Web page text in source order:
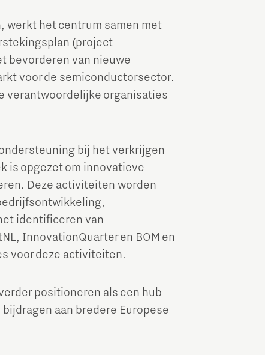
werkt het centrum samen met
(project
bevorderen van nieuwe
voor de semiconductorsector.
verantwoordelijke organisaties
bij het verkrijgen
is opgezet om innovatieve
Deze activiteiten worden
identificeren van
InnovationQuarter en BOM en
voor deze activiteiten.
positioneren als een hub
aan bredere Europese